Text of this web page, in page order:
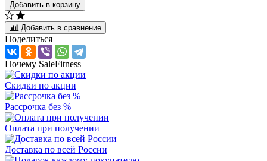
Добавить в корзину
Добавить в сравнение
Поделиться
Почему SaleFitness
Скидки по акции
Рассрочка без %
Оплата при получении
Доставка по всей России